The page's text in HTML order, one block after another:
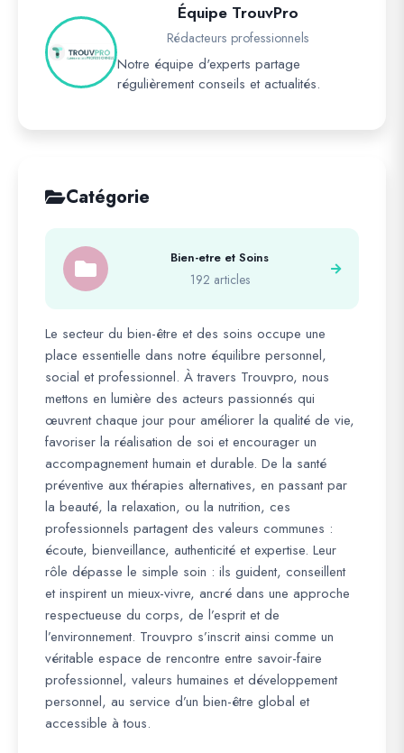
Équipe TrouvPro
Rédacteurs professionnels
Notre équipe d'experts partage
régulièrement conseils et actualités.
Catégorie
Bien-etre et Soins
192 articles
Le secteur du bien-être et des soins occupe une
place essentielle dans notre équilibre personnel,
social et professionnel. À travers Trouvpro, nous
mettons en lumière des acteurs passionnés qui
œuvrent chaque jour pour améliorer la qualité de vie,
favoriser la réalisation de soi et encourager un
accompagnement humain et durable. De la santé
préventive aux thérapies alternatives, en passant par
la beauté, la relaxation, ou la nutrition, ces
professionnels partagent des valeurs communes :
écoute, bienveillance, authenticité et expertise. Leur
rôle dépasse le simple soin : ils guident, conseillent
et inspirent un mieux-vivre, ancré dans une approche
respectueuse du corps, de l’esprit et de
l’environnement. Trouvpro s’inscrit ainsi comme un
véritable espace de rencontre entre savoir-faire
professionnel, valeurs humaines et développement
personnel, au service d’un bien-être global et
accessible à tous.